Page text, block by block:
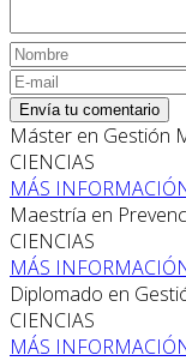
Envía tu comentario
Máster en Gestión
CIENCIAS
MÁS
Maestría en
CIENCIAS
MÁS
Diplomado en
CIENCIAS
MÁS